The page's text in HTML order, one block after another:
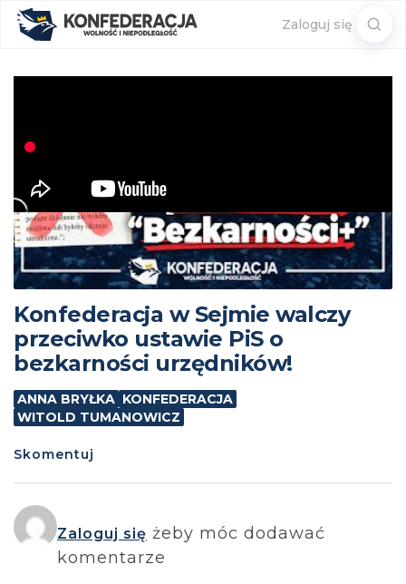
Zaloguj się
Konfederacja w Sejmie walczy
przeciwko ustawie PiS o
bezkarności urzędników!
ANNA BRYŁKA KONFEDERACJA
WITOLD TUMANOWICZ
Skomentuj
Zaloguj się żeby móc dodawać
komentarze